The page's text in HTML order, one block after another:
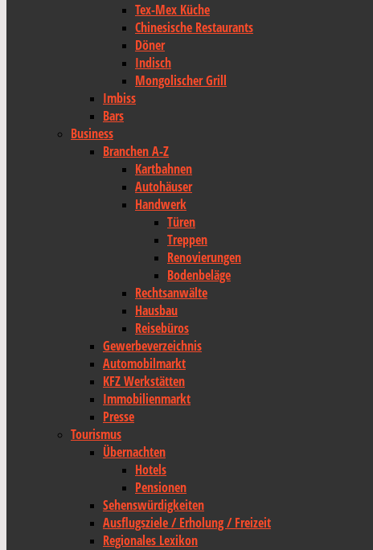
Tex-Mex Küche
Chinesische Restaurants
Döner
Indisch
Mongolischer Grill
Imbiss
Bars
Business
Branchen A-Z
Kartbahnen
Autohäuser
Handwerk
Türen
Treppen
Renovierungen
Bodenbeläge
Rechtsanwälte
Hausbau
Reisebüros
Gewerbeverzeichnis
Automobilmarkt
KFZ Werkstätten
Immobilienmarkt
Presse
Tourismus
Übernachten
Hotels
Pensionen
Sehenswürdigkeiten
Ausflugsziele / Erholung / Freizeit
Regionales Lexikon